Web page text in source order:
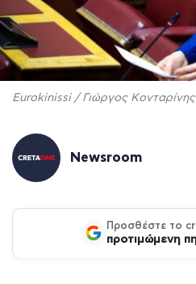
Eurokinissi / Γιώργος Κονταρίνης
Newsroom
Προσθέστε το
προτιμώμενη